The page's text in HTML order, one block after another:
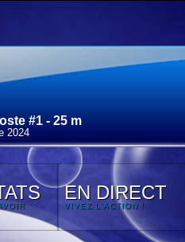
#1 - 25 m
2024
EN DIRECT
VIVEZ L'ACTION !